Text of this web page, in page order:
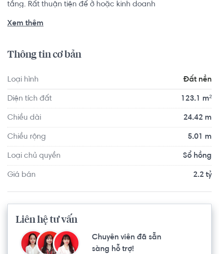
tầng. Rất thuận tiện để ở hoặc kinh doanh
có Bách Hóa Xanh, Vinmart, 2 chợ truyền thống, 1 hồ bơi
trí cao. Cách trung tâm thị trấn Củ Chi 3Km, Gần khu
công nghiệp Tây Bắc Củ Chi.
và xây dựng thêm 1000 giường, gần Coop Mart, và đầy
đủ tiện ích sống.
Xem thêm
Thông tin cơ bản
Loại hình Đất nền
Diện tích đất 123.1 m²
Chiều dài 24.42 m
Chiều rộng 5.01 m
Loại chủ quyền Sổ hồng
Giá bán 2.2 tỷ
Liên hệ tư vấn
Chuyên viên đã sẵn
sàng hỗ trợ!